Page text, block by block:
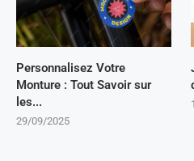
Personnalisez Votre
Monture : Tout Savoir sur
les...
29/09/2025